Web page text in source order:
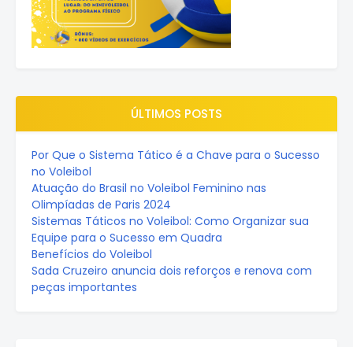
ÚLTIMOS POSTS
Por Que o Sistema Tático é a Chave para o Sucesso
no Voleibol
Atuação do Brasil no Voleibol Feminino nas
Olimpíadas de Paris 2024
Sistemas Táticos no Voleibol: Como Organizar sua
Equipe para o Sucesso em Quadra
Benefícios do Voleibol
Sada Cruzeiro anuncia dois reforços e renova com
peças importantes